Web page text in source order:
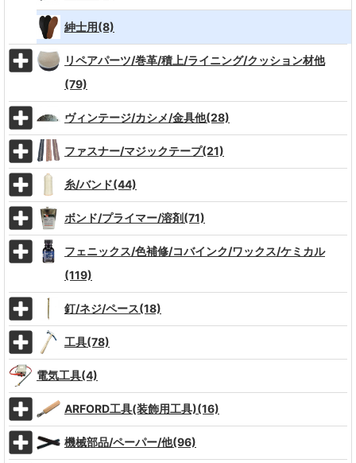
紳士用(8)
リペアパーツ/巻革/積上/ライニング/クッション材他
(79)
ヴィンテージ/カシメ/金具他(28)
ファスナー/マジックテープ(21)
糸/バンド(44)
ボンド/プライマー/溶剤(71)
フェニックス/色補修/コバインク/ワックス/ケミカル
(119)
釘/ネジ/ペース(18)
工具(78)
電気工具(4)
ARFORD工具(装飾用工具)(16)
機械部品/ペーパー/他(96)